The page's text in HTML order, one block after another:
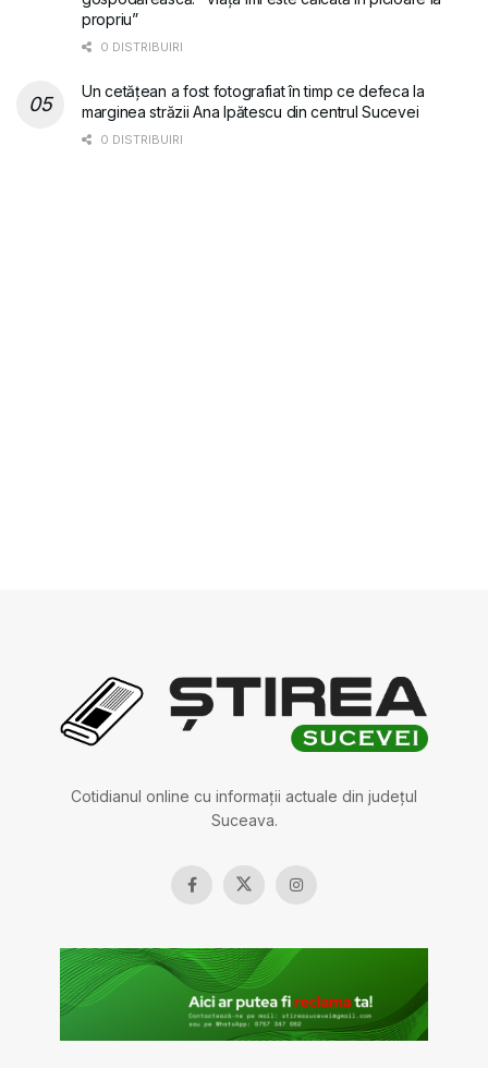
propriu”
0 DISTRIBUIRI
Un cetățean a fost fotografiat în timp ce defeca la
marginea străzii Ana Ipătescu din centrul Sucevei
0 DISTRIBUIRI
Cotidianul online cu informații actuale din județul
Suceava.